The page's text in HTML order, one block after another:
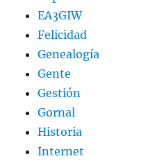
EA3GIW
Felicidad
Genealogía
Gente
Gestión
Gornal
Historia
Internet